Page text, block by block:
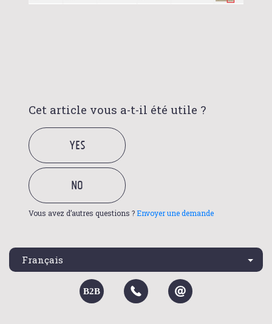
Cet article vous a-t-il été utile ?
Vous avez d’autres questions ?Envoyer une demande
Français